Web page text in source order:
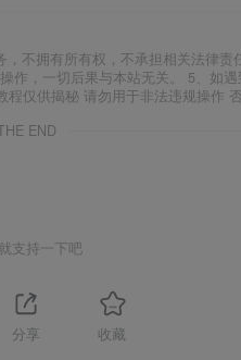
不拥有所有权，不承担相关法律
，一切后果与本站无关。 5、如
仅供揭秘 请勿用于非法违规操作
END
支持一下吧
分享 收藏